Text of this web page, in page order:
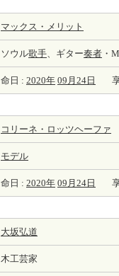
マックス・メリット
ソウル歌手、ギター奏者 ・
命日 : 2020年 09月24日
コリーネ・ロッツヘーファ
モデル
命日 : 2020年 09月24日
大坂弘道
木工芸家